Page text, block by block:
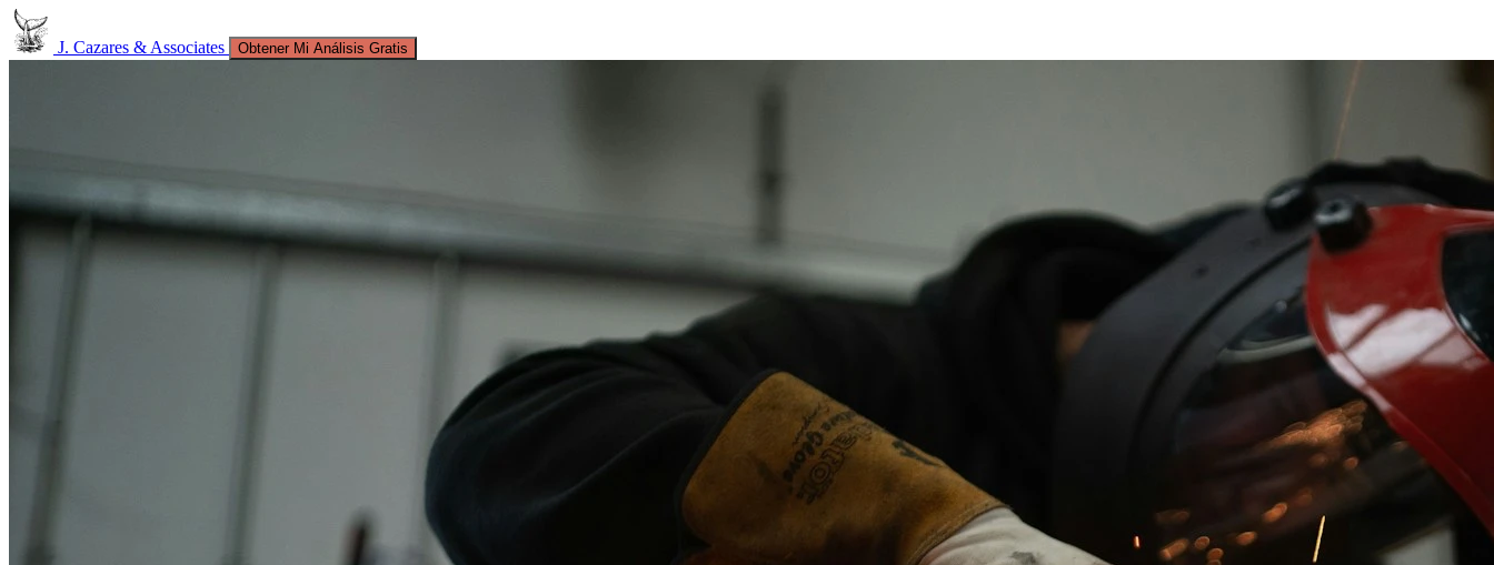
J. Cazares & Associates Obtener Mi Análisis Gratis